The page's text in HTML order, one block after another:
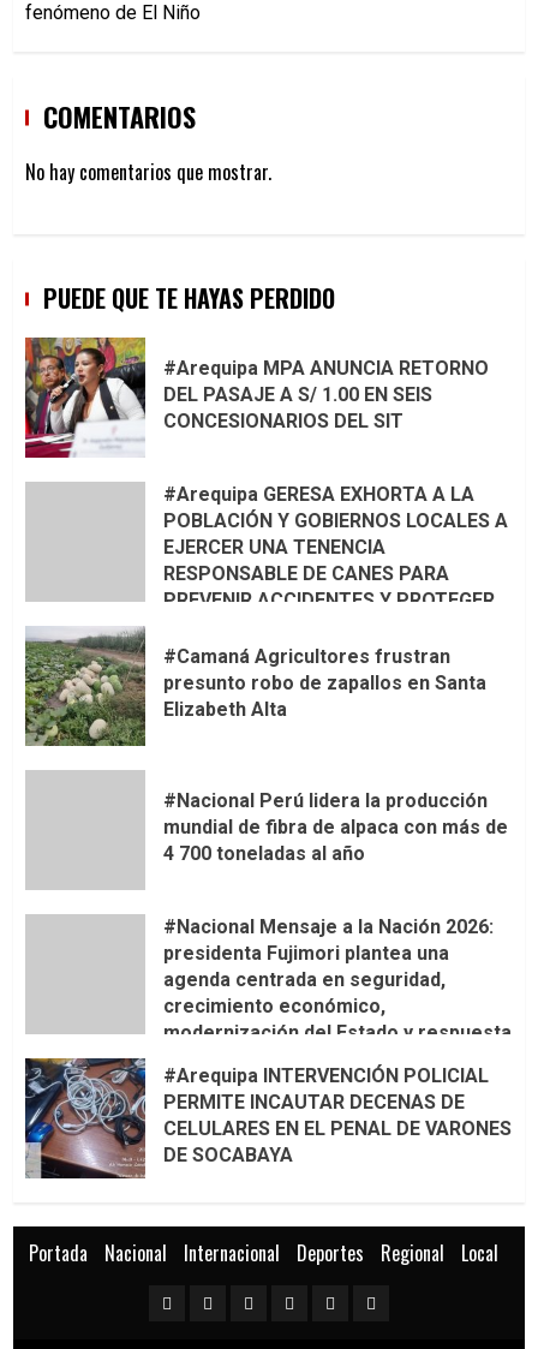
fenómeno de El Niño
COMENTARIOS
No hay comentarios que mostrar.
PUEDE QUE TE HAYAS PERDIDO
#Arequipa MPA ANUNCIA RETORNO
DEL PASAJE A S/ 1.00 EN SEIS
CONCESIONARIOS DEL SIT
#Arequipa GERESA EXHORTA A LA
POBLACIÓN Y GOBIERNOS LOCALES A
EJERCER UNA TENENCIA
RESPONSABLE DE CANES PARA
PREVENIR ACCIDENTES Y PROTEGER
#Camaná Agricultores frustran
presunto robo de zapallos en Santa
Elizabeth Alta
#Nacional Perú lidera la producción
mundial de fibra de alpaca con más de
4 700 toneladas al año
#Nacional Mensaje a la Nación 2026:
presidenta Fujimori plantea una
agenda centrada en seguridad,
crecimiento económico,
modernización del Estado y respuesta
#Arequipa INTERVENCIÓN POLICIAL
PERMITE INCAUTAR DECENAS DE
CELULARES EN EL PENAL DE VARONES
DE SOCABAYA
Portada Nacional Internacional Deportes Regional Local
PortadaNacionalInternacional
DeportesRegional
Local